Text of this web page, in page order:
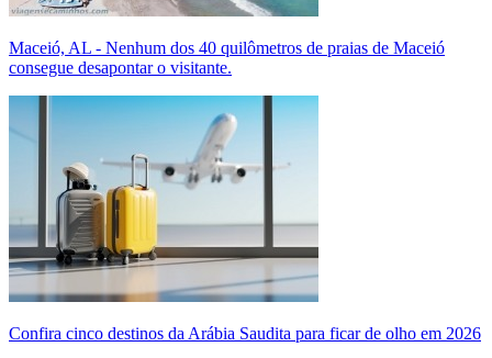
Maceió, AL - Nenhum dos 40 quilômetros de praias de Maceió
consegue desapontar o visitante.
Confira cinco destinos da Arábia Saudita para ficar de olho em 2026